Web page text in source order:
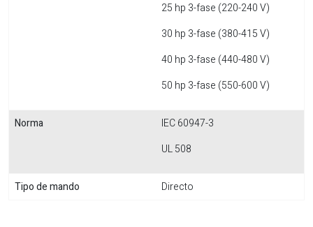
25 hp 3-fase (220-240 V)
30 hp 3-fase (380-415 V)
40 hp 3-fase (440-480 V)
50 hp 3-fase (550-600 V)
Norma
IEC 60947-3
UL 508
Tipo de mando Directo